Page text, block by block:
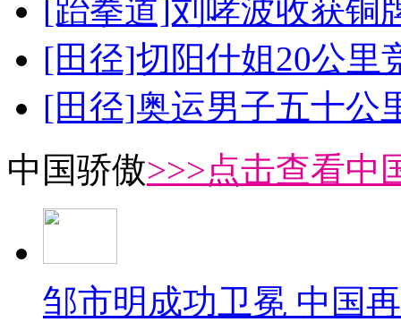
[跆拳道]刘哮波收获铜
[田径]切阳什姐20公里
[田径]奥运男子五十公
中国骄傲>>>点击查看中
邹市明成功卫冕 中国